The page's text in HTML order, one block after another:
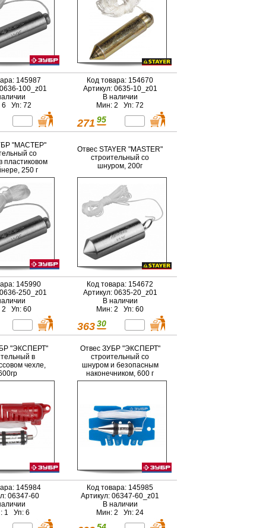
145987
100_z01
6 Уп: 72
Код товара: 154670
Артикул: 0635-10_z01
В наличии
Мин: 2 Уп: 72
271 95
"МАСТЕР"
со
пластиковом
250 г
145990
250_z01
2 Уп: 60
Отвес STAYER "MASTER"
строительный со
шнуром, 200г
Код товара: 154672
Артикул: 0635-20_z01
В наличии
Мин: 2 Уп: 60
363 30
"ЭКСПЕРТ"
в
чехле,
145984
06347-60
1 Уп: 6
Отвес ЗУБР "ЭКСПЕРТ"
строительный со
шнуром и безопасным
наконечником, 600 г
Код товара: 145985
Артикул: 06347-60_z01
В наличии
Мин: 2 Уп: 24